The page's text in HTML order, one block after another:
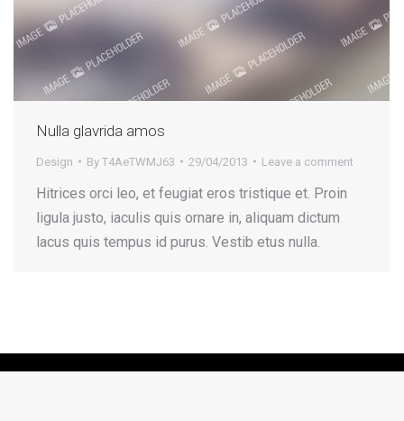
Nulla glavrida amos
Design By T4AeTWMJ63 29/04/2013 Leave a comment
Hitrices orci leo, et feugiat eros tristique et. Proin
ligula justo, iaculis quis ornare in, aliquam dictum
lacus quis tempus id purus. Vestib etus nulla.